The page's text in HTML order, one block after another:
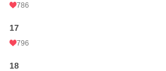
786
17
796
18